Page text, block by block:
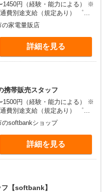
1450円（経験・能力による） ※
別途支給（規定あり） ゜
゜・。○。・゜+゜ 入社祝い金10
程
゜+゜・。○。・゜+゜
家電量販店
詳細を見る
携帯販売スタッフ
1500円（経験・能力による） ※
別途支給（規定あり） ゜
゜・。○。・゜+゜ 入社祝い金10
程
゜+゜・。○。・゜+゜
のsoftbankショップ
詳細を見る
【softbank】